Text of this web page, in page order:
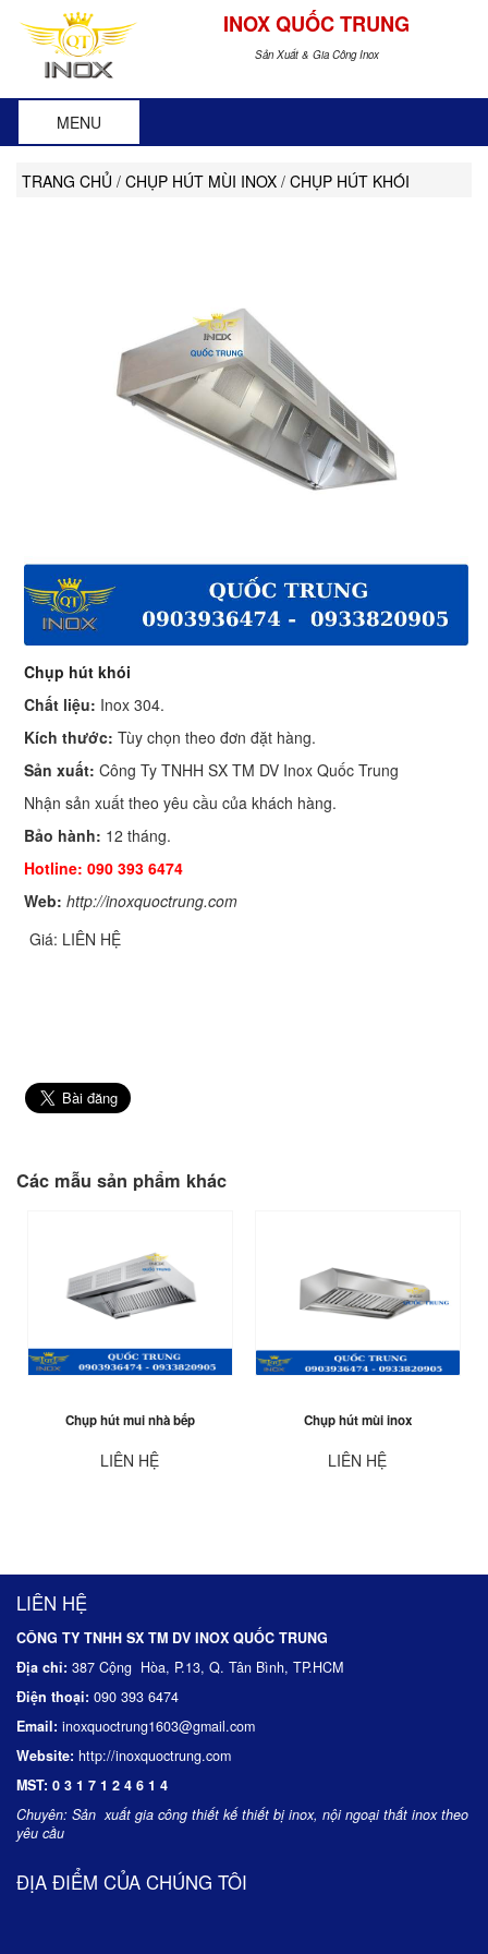
INOX QUỐC TRUNG
Sản Xuất & Gia Công Inox
MENU
TRANG CHỦ / CHỤP HÚT MÙI INOX / CHỤP HÚT KHÓI
Chụp hút khói
Chất liệu: Inox 304.
Kích thước: Tùy chọn theo đơn đặt hàng.
Sản xuất: Công Ty TNHH SX TM DV Inox Quốc Trung
Nhận sản xuất theo yêu cầu của khách hàng.
Bảo hành: 12 tháng.
Hotline: 090 393 6474
Web: http://inoxquoctrung.com
Giá: LIÊN HỆ
Các mẫu sản phẩm khác
Chụp hút mui nhà bếp
LIÊN HỆ
Chụp hút mùi inox
LIÊN HỆ
LIÊN HỆ
CÔNG TY TNHH SX TM DV INOX QUỐC TRUNG
Địa chỉ: 387 Cộng Hòa, P.13, Q. Tân Bình, TP.HCM
Điện thoại: 090 393 6474
Email: inoxquoctrung1603@gmail.com
Website: http://inoxquoctrung.com
MST: 0 3 1 7 1 2 4 6 1 4
Chuyên: Sản xuất gia công thiết kế thiết bị inox, nội ngoại thất inox theo
yêu cầu
ĐỊA ĐIỂM CỦA CHÚNG TÔI